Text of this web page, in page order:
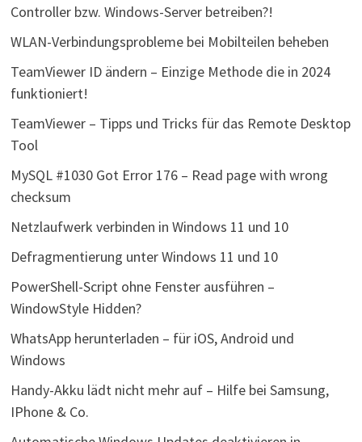
Controller bzw. Windows-Server betreiben?!
WLAN-Verbindungsprobleme bei Mobilteilen beheben
TeamViewer ID ändern – Einzige Methode die in 2024
funktioniert!
TeamViewer – Tipps und Tricks für das Remote Desktop
Tool
MySQL #1030 Got Error 176 – Read page with wrong
checksum
Netzlaufwerk verbinden in Windows 11 und 10
Defragmentierung unter Windows 11 und 10
PowerShell-Script ohne Fenster ausführen –
WindowStyle Hidden?
WhatsApp herunterladen – für iOS, Android und
Windows
Handy-Akku lädt nicht mehr auf – Hilfe bei Samsung,
IPhone & Co.